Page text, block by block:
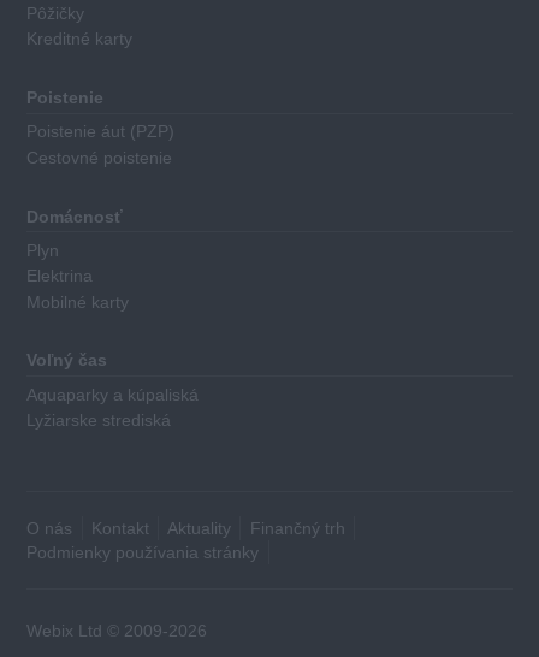
priradené
body
nasledovné
kritéria:
Výška
poplatku
Základná
minimálneho
a
maximálneho
úrok
obdobia
Pôžičky
Kreditné karty
Poistenie
Poistenie áut (PZP)
Cestovné poistenie
Domácnosť
Plyn
Elektrina
Mobilné karty
Voľný čas
Aquaparky a kúpaliská
Lyžiarske strediská
O nás Kontakt Aktuality
Finančný trh
Podmienky používania stránky
Webix Ltd © 2009-2026